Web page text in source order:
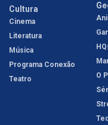
Cultura
Cinema
Literatura
Música
Programa Conexão
Teatro
O